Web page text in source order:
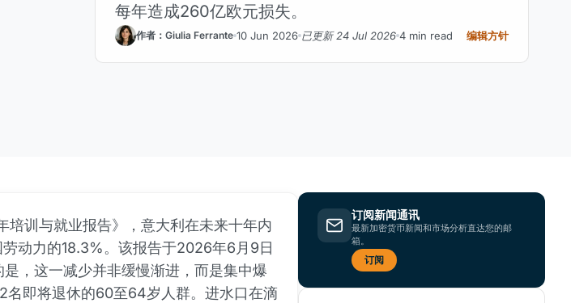
每年造成260亿欧元损失。
作者：Giulia Ferrante 10 Jun 2026 已更新 24 Jul 2026 4 min read 编辑方针
训与就业报告》，意大利在未来十年内
动力的18.3%。该报告于2026年6月9日
，这一减少并非缓慢渐进，而是集中爆
名即将退休的60至64岁人群。进水口在滴
订阅新闻通讯
最新加密货币新闻和市场分析直达您的邮
箱。
订阅